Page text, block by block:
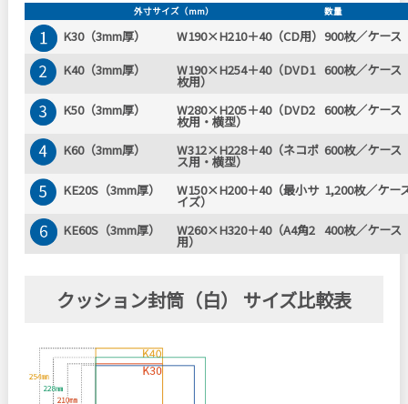
外寸サイズ（mm） 数量
K30（3mm厚） W190×H210＋40（CD用） 900枚／ケース
K40（3mm厚）
W190×H254＋40（DVD1
枚用）
600枚／ケース
K50（3mm厚） W280×H205＋40（DVD2
枚用・横型）
600枚／ケース
K60（3mm厚） W312×H228＋40（ネコポ
ス用・横型）
600枚／ケース
KE20S（3mm厚） W150×H200＋40（最小サ
イズ）
1,200枚／ケー
KE60S（3mm厚） W260×H320＋40（A4角2
用）
400枚／ケース
クッション封筒（白） サイズ比較表